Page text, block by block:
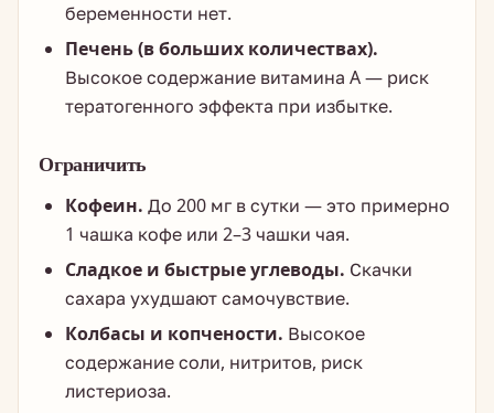
беременности нет.
Печень (в больших количествах).
Высокое содержание витамина A — риск
тератогенного эффекта при избытке.
Ограничить
Кофеин. До 200 мг в сутки — это примерно
1 чашка кофе или 2–3 чашки чая.
Сладкое и быстрые углеводы. Скачки
сахара ухудшают самочувствие.
Колбасы и копчености. Высокое
содержание соли, нитритов, риск
листериоза.